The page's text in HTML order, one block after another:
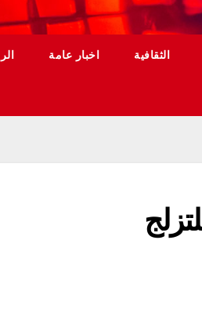
الثقافية اخبار عامة